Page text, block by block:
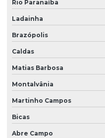
Rio Paranaíba
Ladainha
Brazópolis
Caldas
Matias Barbosa
Montalvânia
Martinho Campos
Bicas
Abre Campo